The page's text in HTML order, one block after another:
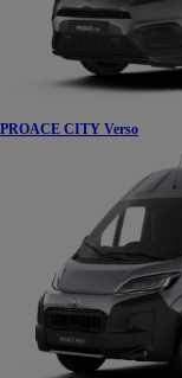
PROACE CITY Verso